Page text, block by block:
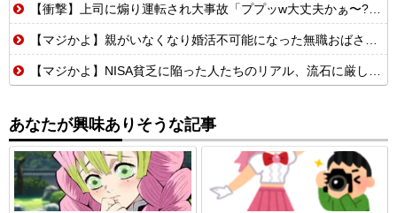
【衝撃】上司に煽り運転され大事故「ププッw大丈夫かぁ〜?w」→俺「あなたのせいで玉突き事故発生してますが」「え!?」
【マジかよ】親がいなくなり婚活不可能になった無職おばさんの悲惨な末路ww
【マジかよ】NISA貧乏に陥った人たちのリアル、流石に厳しい…w↓結果、食生活が悲惨な事に
あなたが興味ありそうな記事